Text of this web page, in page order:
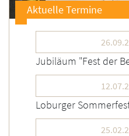
Aktuelle Termine
Jubiläum "Fest der
Loburger